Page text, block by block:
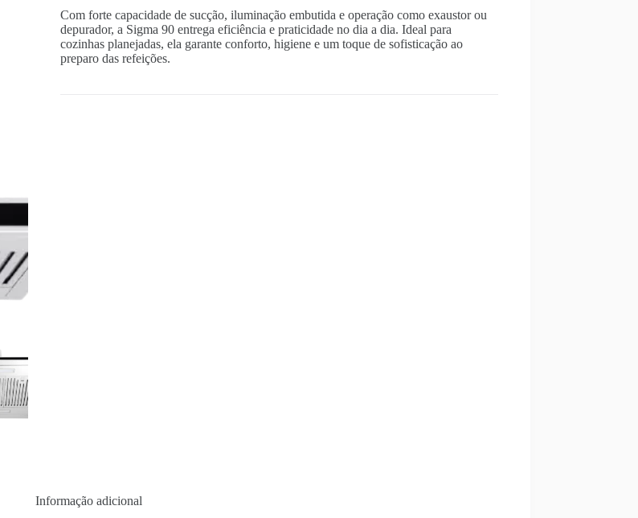
Com forte capacidade de sucção, iluminação embutida e operação como exaustor ou
depurador, a Sigma 90 entrega eficiência e praticidade no dia a dia. Ideal para
cozinhas planejadas, ela garante conforto, higiene e um toque de sofisticação ao
preparo das refeições.
Informação adicional